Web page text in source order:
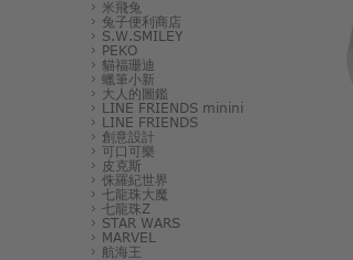
米飛兔
兔子便利商店
S.W.SMILEY
PEKO
貓福珊迪
蠟筆小新
大人的圖鑑
LINE FRIENDS minini
LINE FRIENDS
創意設計
可口可樂
皮克斯
侏羅紀世界
七龍珠大魔
七龍珠Z
STAR WARS
MARVEL
航海王